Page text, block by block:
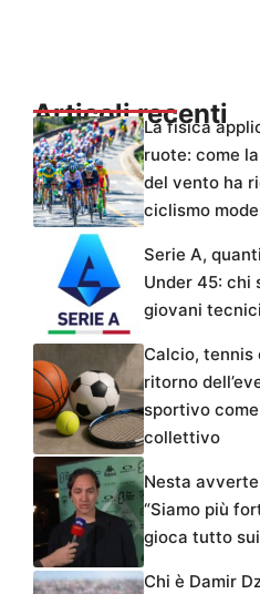
Articoli recenti
La fisica
ruote: come
del vento ha
ciclismo
Serie A,
Under 45: chi
giovani
Calcio, tennis
ritorno
sportivo
collettivo
Nesta avverte
“Siamo più
gioca tutto
Chi è Damir